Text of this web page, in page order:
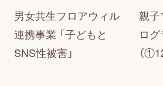
男女共生フロアウィル
連携事業 「子どもと
SNS性被害」
親
ロ
（